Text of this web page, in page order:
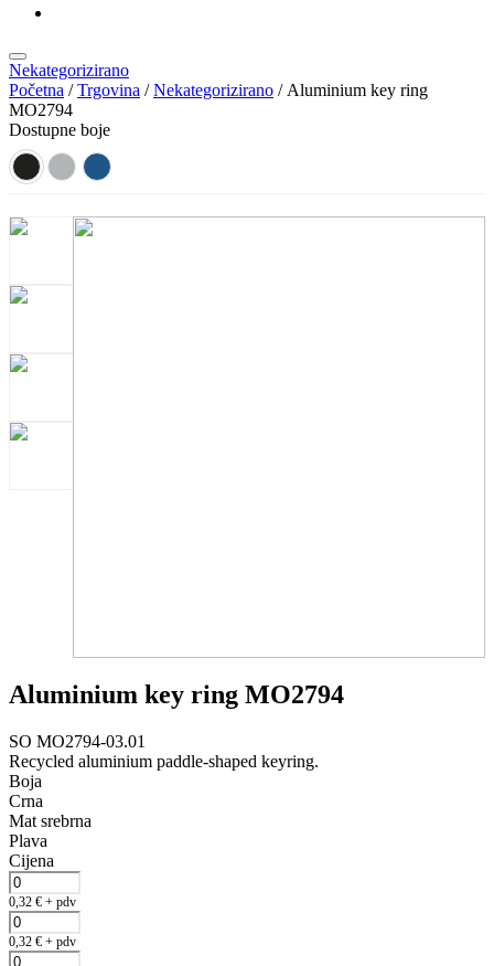
Nekategorizirano
Početna /Trgovina /Nekategorizirano / Aluminium key ring
MO2794
Dostupne boje
Aluminium key ring MO2794
SO MO2794-03.01
Recycled aluminium paddle-shaped keyring.
Boja
Crna
Mat srebrna
Plava
Cijena
0,32 € + pdv
0,32 € + pdv